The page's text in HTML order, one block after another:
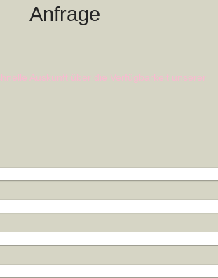
Anfrage
Auskunft über die Verfügbarkeit unserer